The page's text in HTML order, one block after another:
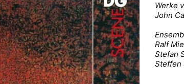
Werke
John
Ralf
Stefan
Steffen